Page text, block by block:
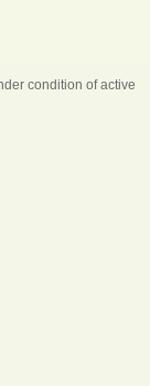
condition of active